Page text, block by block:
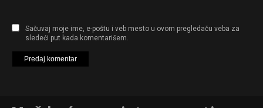
Sačuvaj moje ime, e-poštu i veb mesto u ovom pregledaču veba za
sledeći put kada komentarišem.